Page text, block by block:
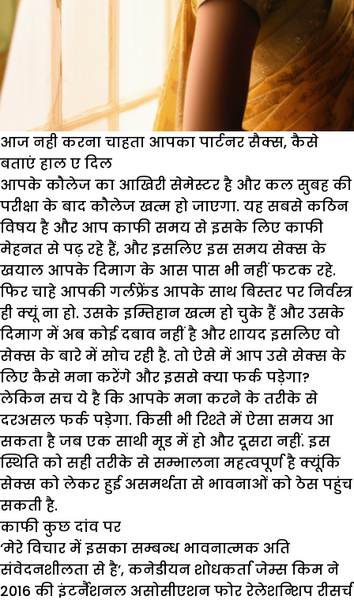
आज नही करना चाहता आपका पार्टनर सैक्स, कैसे
बताएं हाल ए दिल
आपके कौलेज का आखिरी सेमेस्टर है और कल सुबह की
परीक्षा के बाद कौलेज खत्म हो जाएगा. यह सबसे कठिन
विषय है और आप काफी समय से इसके लिए काफी
मेहनत से पढ़ रहे हैं, और इसलिए इस समय सेक्स के
खयाल आपके दिमाग के आस पास भी नहीं फटक रहे.
फिर चाहे आपकी गर्लफ्रेंड आपके साथ बिस्तर पर निर्वस्त्र
ही क्यूं ना हो. उसके इम्तिहान खत्म हो चुके हैं और उसके
दिमाग में अब कोई दबाव नहीं है और शायद इसलिए वो
सेक्स के बारे में सोच रही है. तो ऐसे में आप उसे सेक्स के
लिए कैसे मना करेंगे और इससे क्या फर्क पड़ेगा?
लेकिन सच ये है कि आपके मना करने के तरीके से
दरअसल फर्क पड़ेगा. किसी भी रिश्ते में ऐसा समय आ
सकता है जब एक साथी मूड में हो और दूसरा नहीं. इस
स्थिति को सही तरीके से सम्भालना महत्वपूर्ण है क्यूंकि
सेक्स को लेकर हुई असमर्थता से भावनाओं को ठेस पहुंच
सकती है.
काफी कुछ दांव पर
‘मेरे विचार में इसका सम्बन्ध भावनात्मक अति
संवेदनशीलता से है’, कनेडीयन शोधकर्ता जेम्स किम ने
2016 की इंटर्नैशनल असोसीएशन फोर रेलेशन्शिप रीसर्च